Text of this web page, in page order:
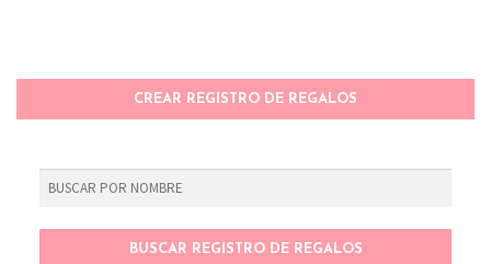
CREAR REGISTRO DE REGALOS